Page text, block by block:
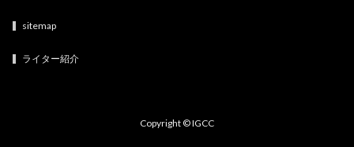
sitemap
ライター紹介
Copyright © IGCC